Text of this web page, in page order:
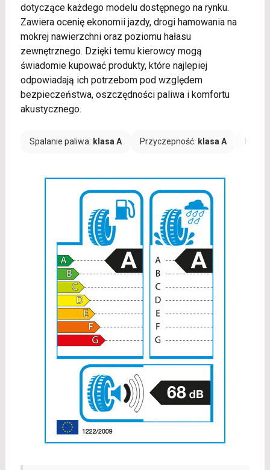
dotyczące każdego modelu dostępnego na rynku.
Zawiera ocenię ekonomii jazdy, drogi hamowania na
mokrej nawierzchni oraz poziomu hałasu
zewnętrznego. Dzięki temu kierowcy mogą
świadomie kupować produkty, które najlepiej
odpowiadają ich potrzebom pod względem
bezpieczeństwa, oszczędności paliwa i komfortu
akustycznego.
Spalanie paliwa: klasa A Przyczepność: klasa A Hałas: